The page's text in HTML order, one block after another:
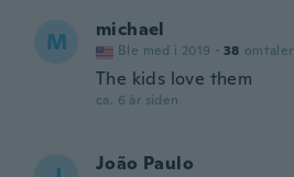
M michael
Ble med i 2019 · 38 omtaler
The kids love them
ca. 6 år siden
João Paulo